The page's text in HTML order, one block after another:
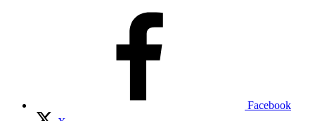
Facebook